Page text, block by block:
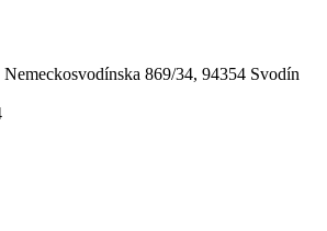
869/34, 94354 Svodín